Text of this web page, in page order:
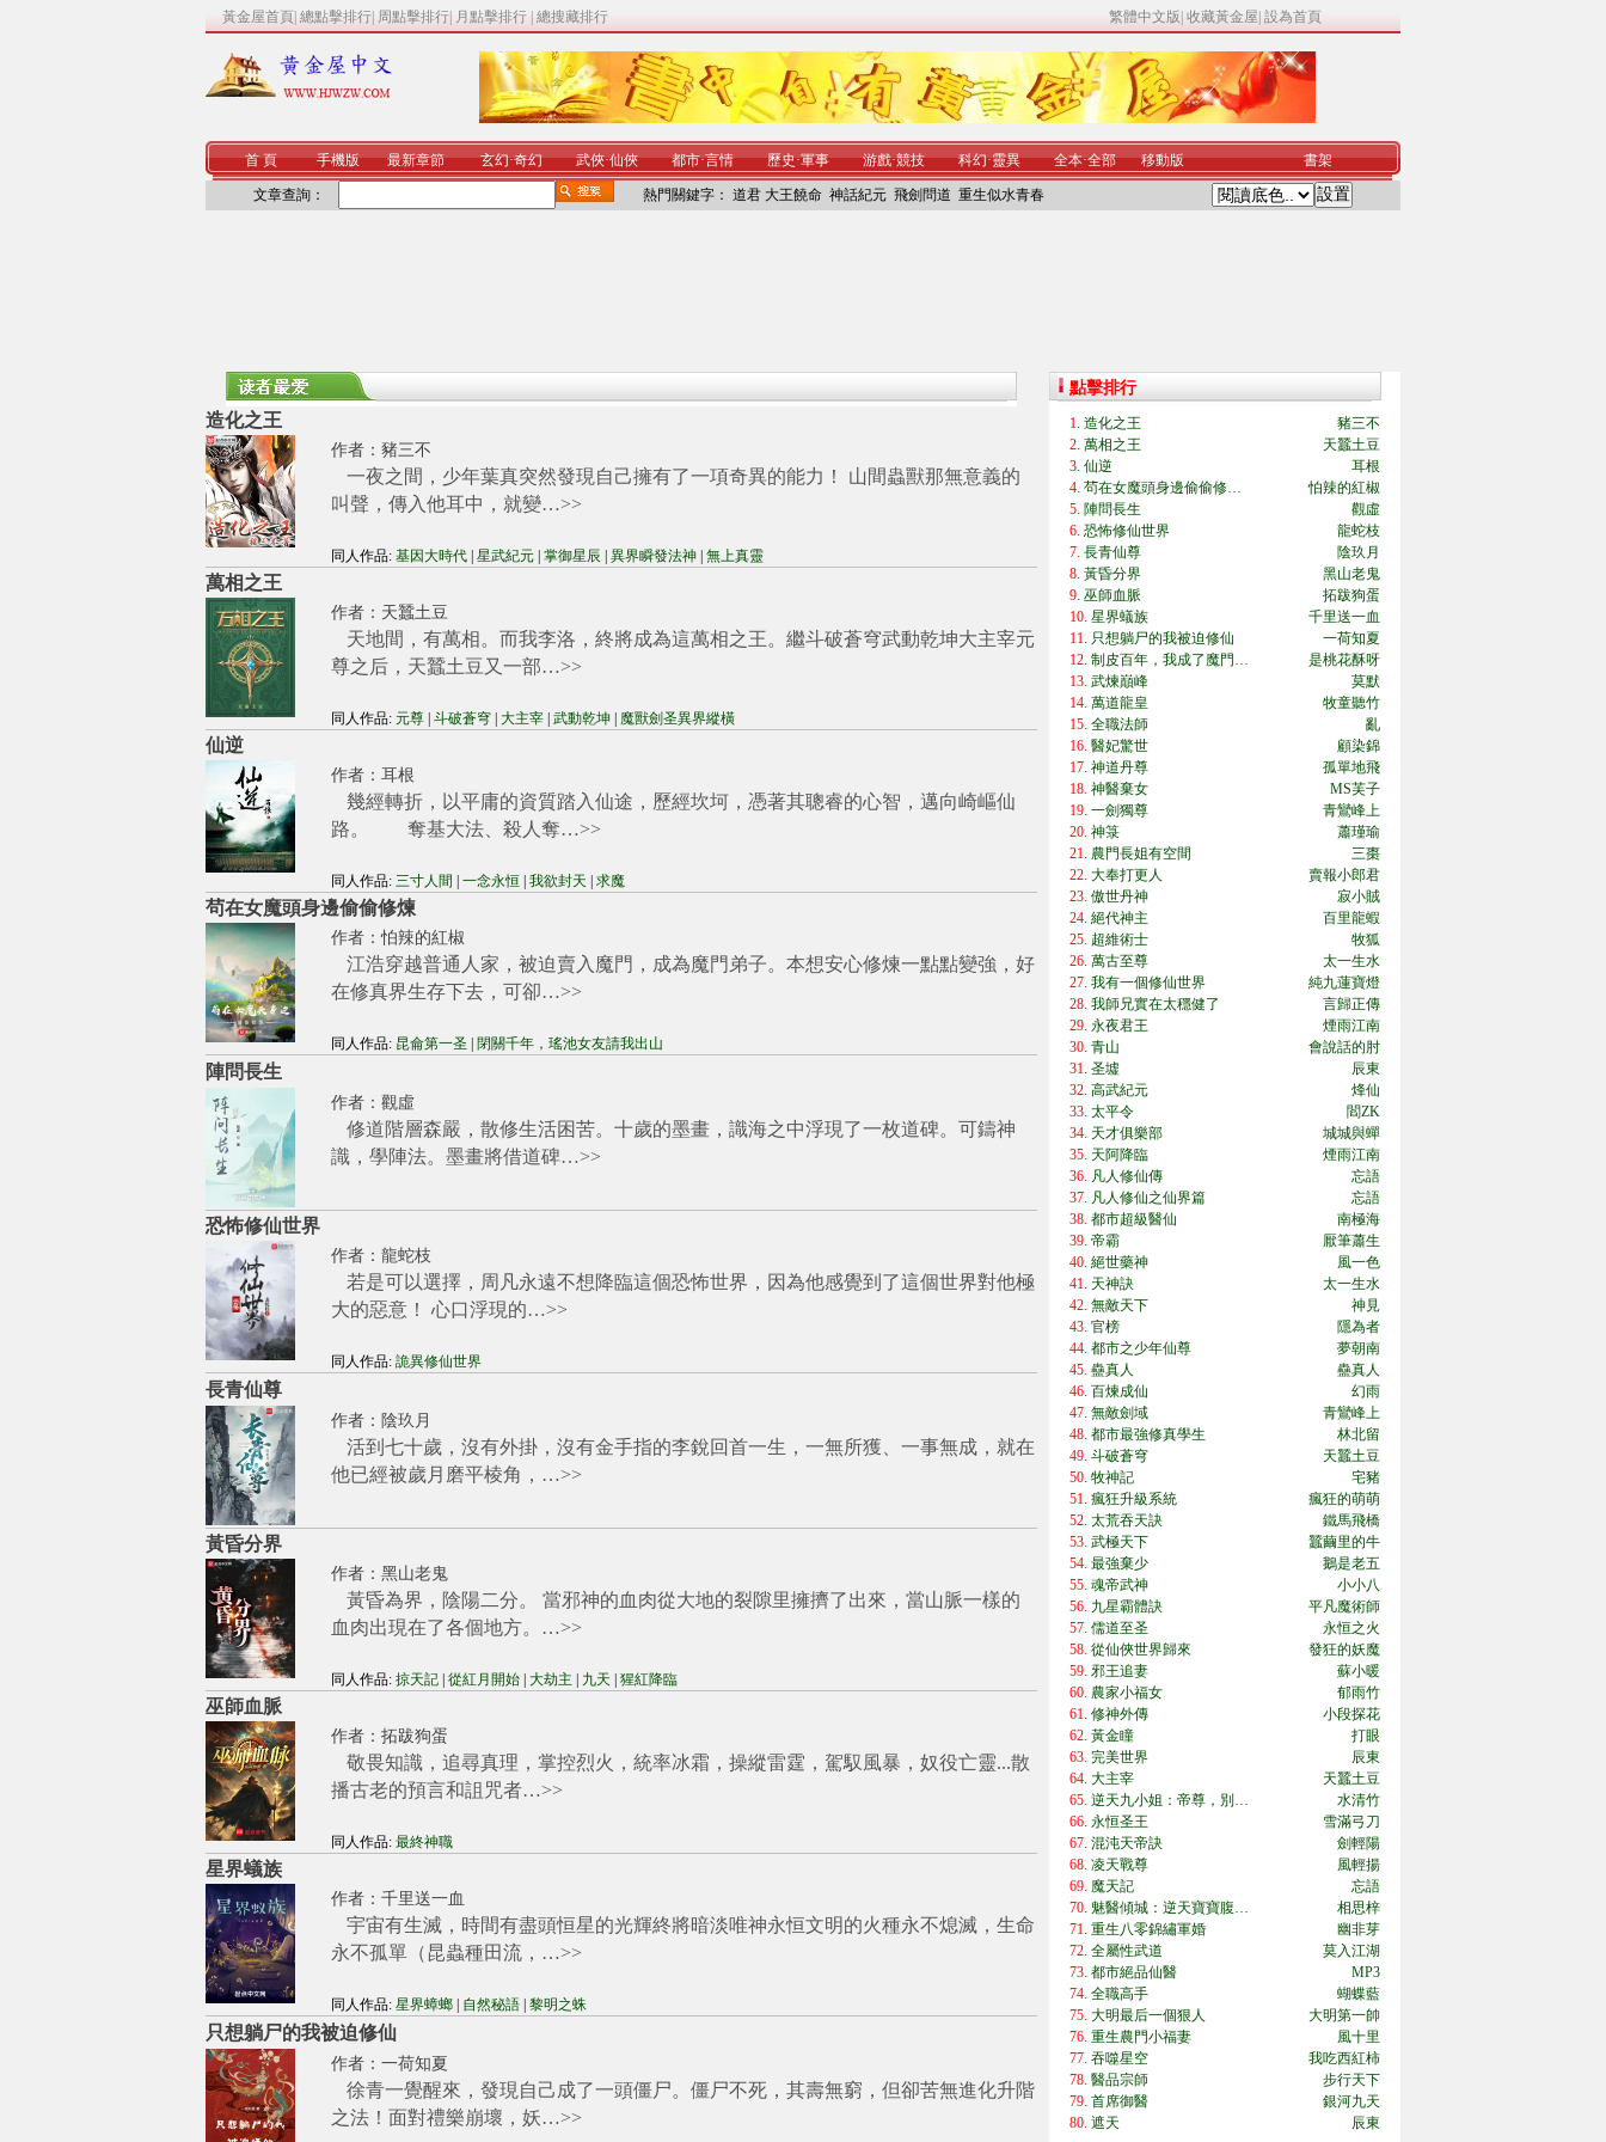
黃金屋首頁 總點擊排行 周點擊排行 月點擊排行 總搜藏排行 繁體中文版 收藏黃金屋 設為首頁
首 頁 手機版 最新章節 玄幻·奇幻 武俠·仙俠 都市·言情 歷史·軍事 游戲·競技 科幻·靈異 全本·全部 移動版 書架
文章查詢： 熱門關鍵字： 道君 大王饒命 神話紀元 飛劍問道 重生似水青春
造化之王
作者： 豬三不
一夜之間，少年葉真突然發現自己擁有了一項奇異的能力！ 山間蟲獸那無意義的
叫聲，傳入他耳中，就變…>>
同人作品: 基因大時代 星武紀元 掌御星辰 異界瞬發法神 無上真靈
萬相之王
作者： 天蠶土豆
天地間，有萬相。而我李洛，終將成為這萬相之王。繼斗破蒼穹武動乾坤大主宰元
尊之后，天蠶土豆又一部…>>
同人作品: 元尊 斗破蒼穹 大主宰 武動乾坤 魔獸劍圣異界縱橫
仙逆
作者： 耳根
幾經轉折，以平庸的資質踏入仙途，歷經坎坷，憑著其聰睿的心智，邁向崎嶇仙
路。 奪基大法、殺人奪…>>
同人作品: 三寸人間 一念永恒 我欲封天 求魔
茍在女魔頭身邊偷偷修煉
作者：怕辣的紅椒
江浩穿越普通人家，被迫賣入魔門，成為魔門弟子。本想安心修煉一點點變強，好
在修真界生存下去，可卻…>>
同人作品: 昆侖第一圣 閉關千年，瑤池女友請我出山
陣問長生
作者： 觀虛
修道階層森嚴，散修生活困苦。十歲的墨畫，識海之中浮現了一枚道碑。可鑄神
識，學陣法。墨畫將借道碑…>>
恐怖修仙世界
作者： 龍蛇枝
若是可以選擇，周凡永遠不想降臨這個恐怖世界，因為他感覺到了這個世界對他極
大的惡意！ 心口浮現的…>>
同人作品: 詭異修仙世界
長青仙尊
作者： 陰玖月
活到七十歲，沒有外掛，沒有金手指的李銳回首一生，一無所獲、一事無成，就在
他已經被歲月磨平棱角，…>>
黃昏分界
作者： 黑山老鬼
黃昏為界，陰陽二分。 當邪神的血肉從大地的裂隙里擁擠了出來，當山脈一樣的
血肉出現在了各個地方。…>>
同人作品: 掠天記 從紅月開始 大劫主 九天 猩紅降臨
巫師血脈
作者： 拓跋狗蛋
敬畏知識，追尋真理，掌控烈火，統率冰霜，操縱雷霆，駕馭風暴，奴役亡靈...散
播古老的預言和詛咒者…>>
同人作品: 最終神職
星界蟻族
作者： 千里送一血
宇宙有生滅，時間有盡頭恒星的光輝終將暗淡唯神永恒文明的火種永不熄滅，生命
永不孤單（昆蟲種田流，…>>
同人作品: 星界蟑螂 自然秘語 黎明之蛛
只想躺尸的我被迫修仙
作者： 一荷知夏
徐青一覺醒來，發現自己成了一頭僵尸。僵尸不死，其壽無窮，但卻苦無進化升階
之法！面對禮樂崩壞，妖…>>
點擊排行
1. 造化之王
豬三不
2. 萬相之王
天蠶土豆
3. 仙逆
耳根
4. 茍在女魔頭身邊偷偷修…
怕辣的紅椒
5. 陣問長生
觀虛
6. 恐怖修仙世界
龍蛇枝
7. 長青仙尊
陰玖月
8. 黃昏分界
黑山老鬼
9. 巫師血脈
拓跋狗蛋
10. 星界蟻族
千里送一血
11. 只想躺尸的我被迫修仙
一荷知夏
12. 制皮百年，我成了魔門…
是桃花酥呀
13. 武煉巔峰
莫默
14. 萬道龍皇
牧童聽竹
15. 全職法師
亂
16. 醫妃驚世
顧染錦
17. 神道丹尊
孤單地飛
18. 神醫棄女
MS芙子
19. 一劍獨尊
青鸞峰上
20. 神箓
蕭瑾瑜
21. 農門長姐有空間
三棗
22. 大奉打更人
賣報小郎君
23. 傲世丹神
寂小賊
24. 絕代神主
百里龍蝦
25. 超維術士
牧狐
26. 萬古至尊
太一生水
27. 我有一個修仙世界
純九蓮寶燈
28. 我師兄實在太穩健了
言歸正傳
29. 永夜君王
煙雨江南
30. 青山
會說話的肘
31. 圣墟
辰東
32. 高武紀元
烽仙
33. 太平令
閻ZK
34. 天才俱樂部
城城與蟬
35. 天阿降臨
煙雨江南
36. 凡人修仙傳
忘語
37. 凡人修仙之仙界篇
忘語
38. 都市超級醫仙
南極海
39. 帝霸
厭筆蕭生
40. 絕世藥神
風一色
41. 天神訣
太一生水
42. 無敵天下
神見
43. 官榜
隱為者
44. 都市之少年仙尊
夢朝南
45. 蠱真人
蠱真人
46. 百煉成仙
幻雨
47. 無敵劍域
青鸞峰上
48. 都市最強修真學生
林北留
49. 斗破蒼穹
天蠶土豆
50. 牧神記
宅豬
51. 瘋狂升級系統
瘋狂的萌萌
52. 太荒吞天訣
鐵馬飛橋
53. 武極天下
蠶繭里的牛
54. 最強棄少
鵝是老五
55. 魂帝武神
小小八
56. 九星霸體訣
平凡魔術師
57. 儒道至圣
永恒之火
58. 從仙俠世界歸來
發狂的妖魔
59. 邪王追妻
蘇小暖
60. 農家小福女
郁雨竹
61. 修神外傳
小段探花
62. 黃金瞳
打眼
63. 完美世界
辰東
64. 大主宰
天蠶土豆
65. 逆天九小姐：帝尊，別…
水清竹
66. 永恒圣王
雪滿弓刀
67. 混沌天帝訣
劍輕陽
68. 凌天戰尊
風輕揚
69. 魔天記
忘語
70. 魅醫傾城：逆天寶寶腹…
相思梓
71. 重生八零錦繡軍婚
幽非芽
72. 全屬性武道
莫入江湖
73. 都市絕品仙醫
MP3
74. 全職高手
蝴蝶藍
75. 大明最后一個狠人
大明第一帥
76. 重生農門小福妻
風十里
77. 吞噬星空
我吃西紅柿
78. 醫品宗師
步行天下
79. 首席御醫
銀河九天
80. 遮天 辰東